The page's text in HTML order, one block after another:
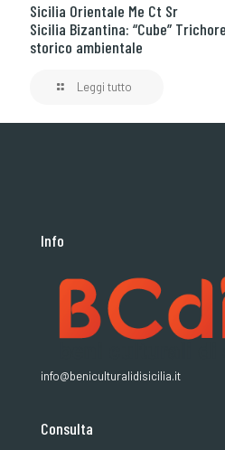
Sicilia Orientale Me Ct Sr
Sicilia Bizantina: “Cube”
storico ambientale
Leggi tutto
Info
info@beniculturalidisicilia.it
Consulta